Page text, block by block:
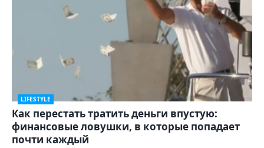
LIFESTYLE
Как перестать тратить деньги впустую:
финансовые ловушки, в которые попадает
почти каждый